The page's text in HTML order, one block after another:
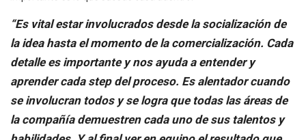
“Es vital estar involucrados desde la socialización de
la idea hasta el momento de la comercialización. Cada
detalle es importante y nos ayuda a entender y
aprender cada step del proceso. Es alentador cuando
se involucran todos y se logra que todas las áreas de
la compañía demuestren cada uno de sus talentos y